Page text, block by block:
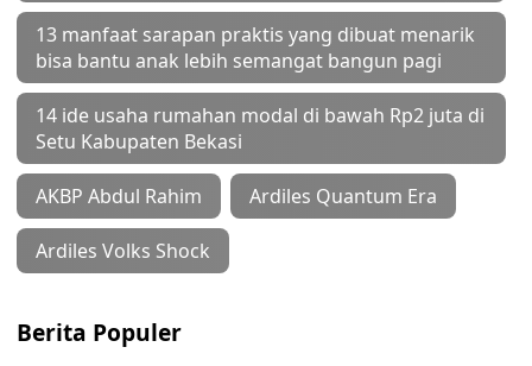
13 manfaat sarapan praktis yang dibuat menarik
bisa bantu anak lebih semangat bangun pagi
14 ide usaha rumahan modal di bawah Rp2 juta di
Setu Kabupaten Bekasi
AKBP Abdul Rahim Ardiles Quantum Era
Ardiles Volks Shock
Berita Populer